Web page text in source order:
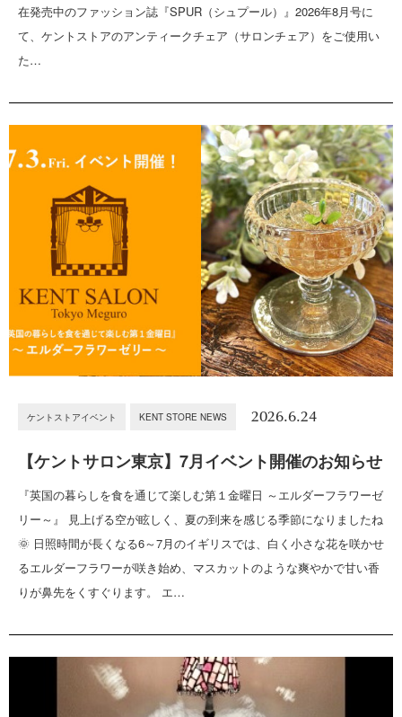
在発売中のファッション誌『SPUR（シュプール）』2026年8月号に
て、ケントストアのアンティークチェア（サロンチェア）をご使用い
た…
ケントストアイベント KENT STORE NEWS 2026.6.24
【ケントサロン東京】7月イベント開催のお知らせ
『英国の暮らしを食を通じて楽しむ第１金曜日 ～エルダーフラワーゼ
リー～』 見上げる空が眩しく、夏の到来を感じる季節になりましたね
🌞 日照時間が長くなる6～7月のイギリスでは、白く小さな花を咲かせ
るエルダーフラワーが咲き始め、マスカットのような爽やかで甘い香
りが鼻先をくすぐります。 エ…